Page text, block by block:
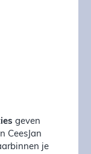
geven
CeesJan
je